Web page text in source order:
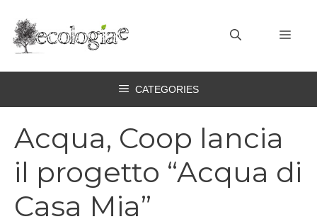
contenuto
CATEGORIES
Acqua, Coop lancia
il progetto “Acqua di
Casa Mia”